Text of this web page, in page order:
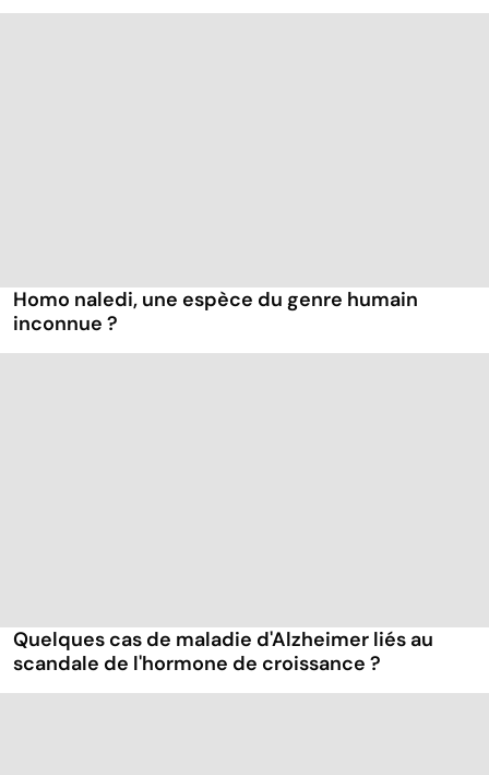
Homo naledi, une espèce du genre humain
inconnue ?
Quelques cas de maladie d'Alzheimer liés au
scandale de l'hormone de croissance ?